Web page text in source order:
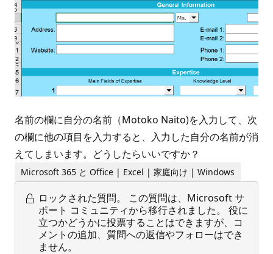
名前の欄に自分の名前（Motoko Naito)を入力して、次
の欄に他の項目を入力すると、入力した自分の名前が消
えてしまいます。どうしたらいいですか？
Microsoft 365 と Office | Excel | 家庭向け | Windows
ロックされた質問。
この質問は、Microsoft サ
ポート コミュニティから移行されました。 役に
立つかどうかに投票することはできますが、コ
メントの追加、質問への返信やフォローはでき
ません。